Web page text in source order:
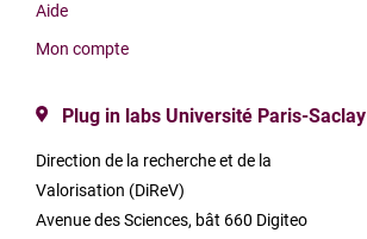
Aide
Mon compte
Plug in labs Université Paris-Saclay
Direction de la recherche et de la
Valorisation (DiReV)
Avenue des Sciences, bât 660 Digiteo